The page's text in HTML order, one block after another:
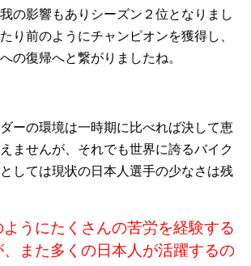
の影響もありシーズン２位となりまし
り前のようにチャンピオンを獲得し、
の復帰へと繋がりましたね。
ーの環境は一時期に比べれば決して恵
ませんが、それでも世界に誇るバイク
しては現状の日本人選手の少なさは残
うにたくさんの苦労を経験する
、また多くの日本人が活躍するの